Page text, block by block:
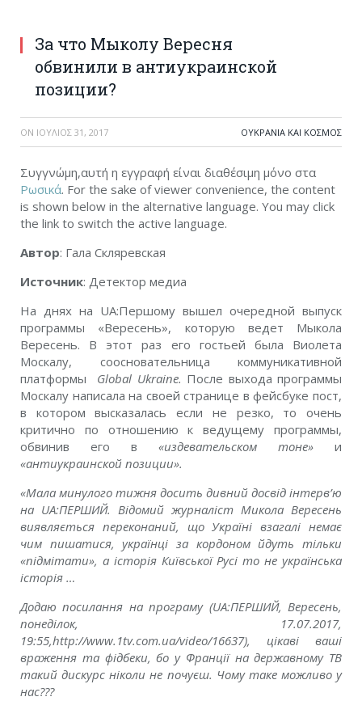
За что Мыколу Вересня
обвинили в антиукраинской
позиции?
ON ΙΟΎΛΙΟΣ 31, 2017 ΟΥΚΡΑΝΊΑ ΚΑΙ ΚΌΣΜΟΣ
Συγγνώμη,αυτή η εγγραφή είναι διαθέσιμη μόνο στα
Ρωσικά. For the sake of viewer convenience, the content
is shown below in the alternative language. You may click
the link to switch the active language.
Автор: Гала Скляревская
Источник: Детектор медиа
На днях на UA:Першому вышел очередной выпуск
программы «Вересень», которую ведет Мыкола
Вересень. В этот раз его гостьей была Виолета
Москалу, соосновательница коммуникативной
платформы Global Ukraine. После выхода программы
Москалу написала на своей странице в фейсбуке пост,
в котором высказалась если не резко, то очень
критично по отношению к ведущему программы,
обвинив его в «издевательском тоне» и
«антиукраинской позиции».
«Мала минулого тижня досить дивний досвід інтерв’ю
на UA:ПЕРШИЙ. Відомий журналіст Микола Вересень
виявляється переконаний, що Україні взагалі немає
чим пишатися, українці за кордоном йдуть тільки
«підмітати», а історія Київської Русі то не українська
історія …
Додаю посилання на програму (UA:ПЕРШИЙ, Вересень,
понеділок, 17.07.2017,
19:55,http://www.1tv.com.ua/video/16637), цікаві ваші
враження та фідбеки, бо у Франції на державному ТВ
такий дискурс ніколи не почуєш. Чому таке можливо у
нас???